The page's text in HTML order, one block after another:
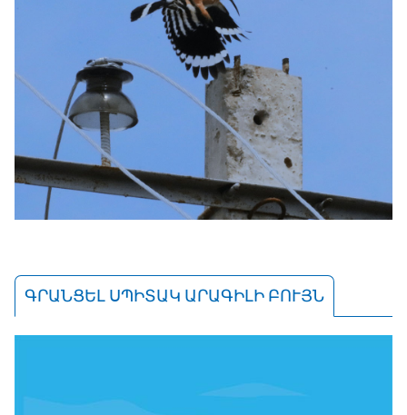
ԳՐԱՆՑԵԼ ՍՊԻՏԱԿ ԱՐԱԳԻԼԻ ԲՈՒՅՆ